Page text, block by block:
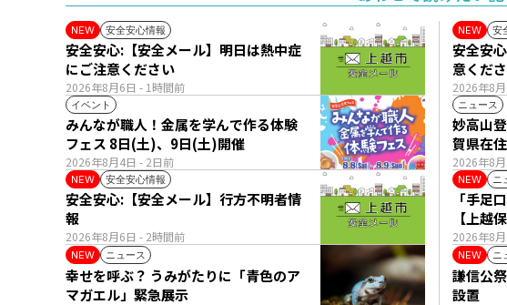
NEW 安全安心情報
2026年8月6日 - 1時間前
安全安心:【安全メール】明日は熱中症
にご注意ください
NEW 安
2026年8
安全安
意くだ
イベント
2026年8月4日 - 2日前
みんなが職人！金属を学んで作る体験
フェス 8日(土)、9日(土)開催
ニュース
2026年8
妙高山
賀県在
NEW 安全安心情報
2026年8月6日 - 2時間前
安全安心:【安全メール】行方不明者情
報
NEW ニ
2026年8
「手足口病」流
【上越
NEW ニュース
幸せを呼ぶ？ うみがたりに「青色のア
マガエル」緊急展示
NEW ニ
謙信公
設置